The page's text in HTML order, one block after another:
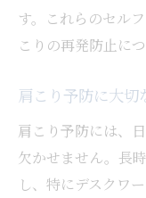
す。これらのセル
こりの再発防止につ
肩こり予防に大切
肩こり予防には、
欠かせません。長
し、特にデスクワ